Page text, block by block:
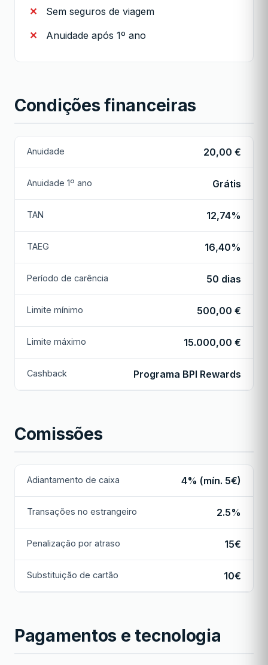
Sem seguros de viagem
Anuidade após 1º ano
Condições financeiras
Anuidade 20,00 €
Anuidade 1º ano Grátis
TAN 12,74%
TAEG 16,40%
Período de carência 50 dias
Limite mínimo 500,00 €
Limite máximo 15.000,00 €
Cashback Programa BPI Rewards
Comissões
Adiantamento de caixa 4% (mín. 5€)
Transações no estrangeiro 2.5%
Penalização por atraso 15€
Substituição de cartão 10€
Pagamentos e tecnologia